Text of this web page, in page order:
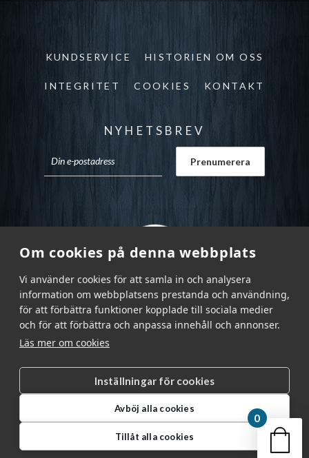
Om cookies på denna webbplats
Vi använder cookies för att samla in och analysera
information om webbplatsens prestanda och användning,
för att förbättra funktioner kopplade till sociala medier
och för att förbättra och anpassa innehåll och annonser.
Läs mer om cookies
Inställningar för cookies
Avböj alla cookies
Tillåt alla cookies
KUNDSERVICE HISTORIEN OM OSS
INTEGRITET COOKIES KONTAKT
NYHETSBREV
Garnr Sverige AB © 2026 |
info@garnr.se
|
031 - 92 94 92
Din
0